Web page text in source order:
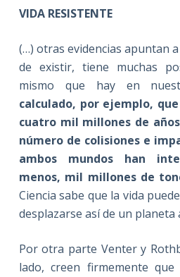
VIDA RESISTENTE
(…) otras evidencias apuntan
de existir, tiene muchas
mismo que hay en
calculado, por ejemplo,
cuatro mil millones de
número de colisiones e
ambos mundos han
menos, mil millones de
Ciencia sabe que la vida
desplazarse así de un planeta
Por otra parte Venter y
lado, creen firmemente